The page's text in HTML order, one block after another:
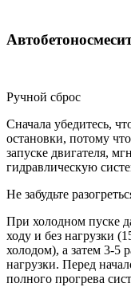
Ручной сброс
Сначала убедитесь,
остановки, потому
запуске двигателя,
гидравлическую
Не забудьте
При холодном пуске
ходу и без нагрузки
холодом), а затем 3-5
нагрузки. Перед
полного прогрева